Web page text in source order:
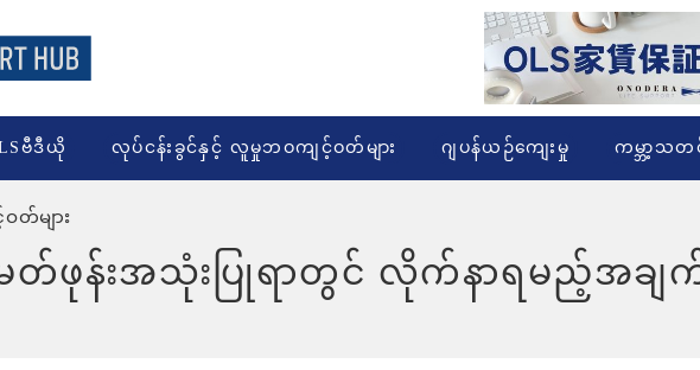
ဗီဒီယို လုပ်ငန်းခွင်နှင့် လူမှုဘဝကျင့်ဝတ်များ ဂျပန်ယဉ်ကျေးမှု ကမ္ဘာ့သတ
တ်များ
ဖုန်းအသုံးပြုရာတွင် လိုက်နာရမည့်အချက်မ